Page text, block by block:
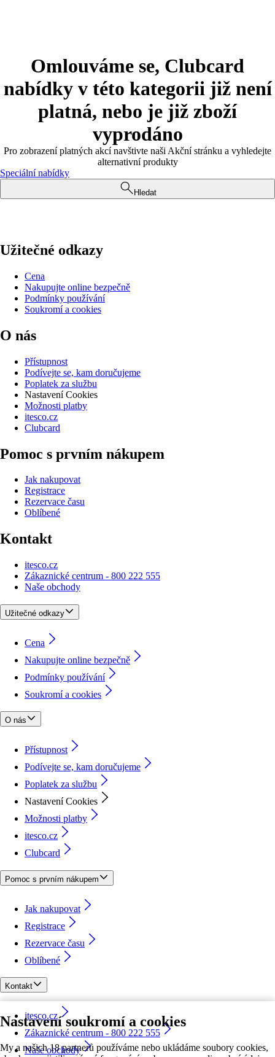
Nastavení soukromí a cookies
My a našich 18 partnerů používáme nebo ukládáme soubory cookies,
Omlouváme se, Clubcard
nabídky v této kategorii již není
platná, nebo je již zboží
vyprodáno
Pro zobrazení platných akcí navštivte naši Akční stránku a vyhledejte
alternativní produkty
Speciální nabídky
Hledat
Užitečné odkazy
Cena
Nakupujte online bezpečně
Podmínky používání
Soukromí a cookies
O nás
Přístupnost
Podívejte se, kam doručujeme
Poplatek za službu
Nastavení Cookies
Možnosti platby
itesco.cz
Clubcard
Pomoc s prvním nákupem
Jak nakupovat
Registrace
Rezervace času
Oblíbené
Kontakt
itesco.cz
Zákaznické centrum - 800 222 555
Naše obchody
Užitečné odkazy
Cena
Nakupujte online bezpečně
Podmínky používání
Soukromí a cookies
O nás
Přístupnost
Podívejte se, kam doručujeme
Poplatek za službu
Nastavení Cookies
Možnosti platby
itesco.cz
Clubcard
Pomoc s prvním nákupem
Jak nakupovat
Registrace
Rezervace času
Oblíbené
Kontakt
itesco.cz
Zákaznické centrum - 800 222 555
Naše obchody